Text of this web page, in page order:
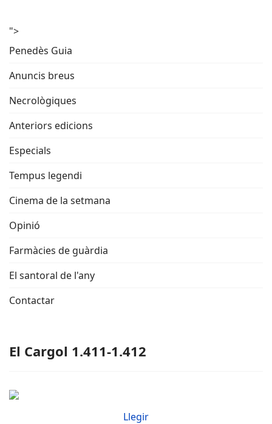
">
Penedès Guia
Anuncis breus
Necrològiques
Anteriors edicions
Especials
Tempus legendi
Cinema de la setmana
Opinió
Farmàcies de guàrdia
El santoral de l'any
Contactar
El Cargol 1.411-1.412
Llegir